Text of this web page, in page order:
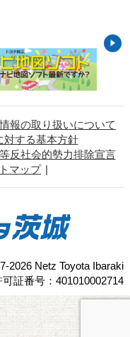
報の取り扱いについて
対する基本方針
反社会的勢力排除宣言
マップ
2026 Netz Toyota Ibaraki
証番号：401010002714